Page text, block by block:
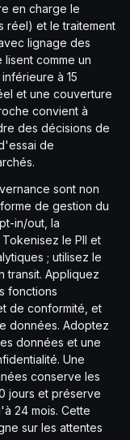
en charge le
réel) et le traitement
lignage des
comme un
à 15
et une couverture
convient à
des décisions de
de
sont non
de gestion du
in/out, la
le PII et
; utilisez le
transit. Appliquez
fonctions
de conformité, et
données. Adoptez
données et une
Une
conserve les
jours et préserve
24 mois. Cette
sur les attentes